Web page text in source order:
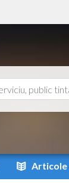
Articole